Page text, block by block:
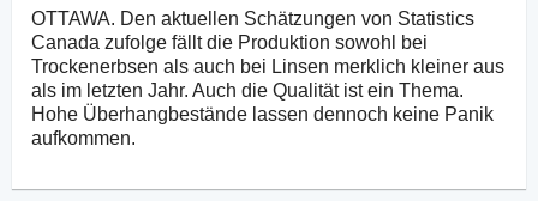
OTTAWA. Den aktuellen Schätzungen von Statistics
Canada zufolge fällt die Produktion sowohl bei
Trockenerbsen als auch bei Linsen merklich kleiner aus
als im letzten Jahr. Auch die Qualität ist ein Thema.
Hohe Überhangbestände lassen dennoch keine Panik
aufkommen.